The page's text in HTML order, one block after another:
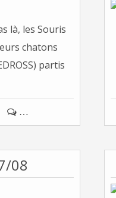
là, les Souris
chatons
partis
 …
08